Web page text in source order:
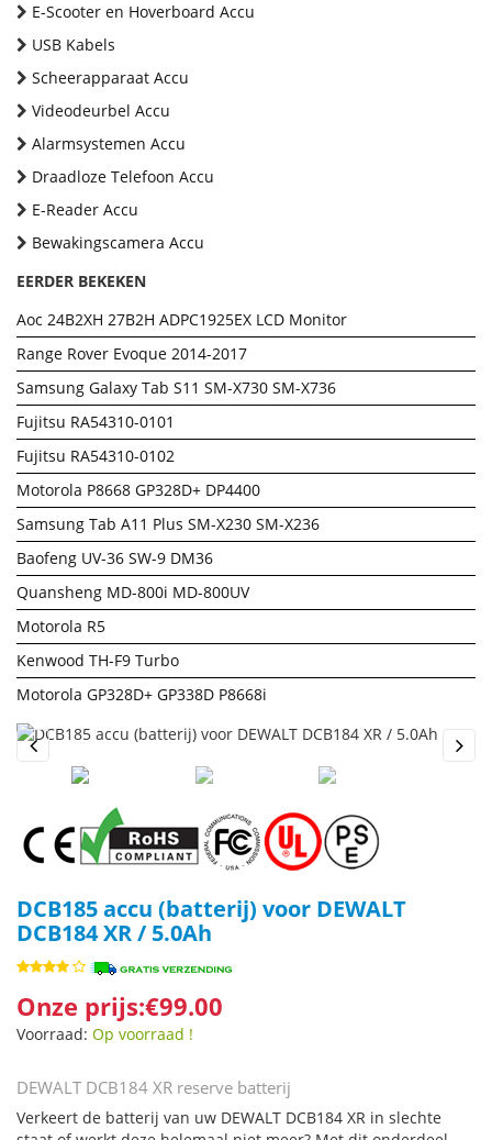
E-Scooter en Hoverboard Accu
USB Kabels
Scheerapparaat Accu
Videodeurbel Accu
Alarmsystemen Accu
Draadloze Telefoon Accu
E-Reader Accu
Bewakingscamera Accu
EERDER BEKEKEN
Aoc 24B2XH 27B2H ADPC1925EX LCD Monitor
Range Rover Evoque 2014-2017
Samsung Galaxy Tab S11 SM-X730 SM-X736
Fujitsu RA54310-0101
Fujitsu RA54310-0102
Motorola P8668 GP328D+ DP4400
Samsung Tab A11 Plus SM-X230 SM-X236
Baofeng UV-36 SW-9 DM36
Quansheng MD-800i MD-800UV
Motorola R5
Kenwood TH-F9 Turbo
Motorola GP328D+ GP338D P8668i
Previous
DCB185 accu (batterij) voor DEWALT
DCB184 XR / 5.0Ah
Onze prijs:€99.00
Voorraad: Op voorraad !
DEWALT DCB184 XR reserve batterij
Verkeert de batterij van uw DEWALT DCB184 XR in slechte